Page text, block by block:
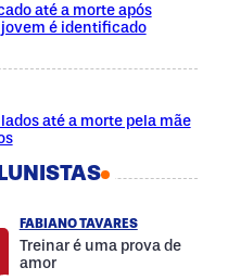
até a morte após
é identificado
até a morte pela mãe
FABIANO TAVARES
Treinar é uma prova de
amor